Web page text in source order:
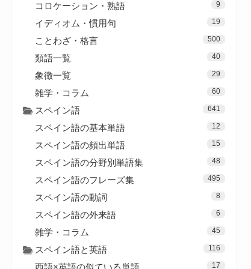
コロケーション・熟語 9
イディオム・慣用句 19
ことわざ・格言 500
類語一覧 40
象徴一覧 29
雑学・コラム 60
スペイン語 641
スペイン語の基本単語 12
スペイン語の頻出単語 15
スペイン語の分野別単語集 48
スペイン語のフレーズ集 495
スペイン語の動詞 8
スペイン語の外来語 6
雑学・コラム 45
スペイン語と英語 116
西語×英語の似ている単語 17